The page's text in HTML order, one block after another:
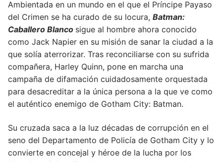
Felpudos/alfombras
Puzzles
Posters
Peluches
Varios
Ambientada en un mundo en el que el Príncipe Payaso
del Crimen se ha curado de su locura, Batman:
Caballero Blanco sigue al hombre ahora conocido
como Jack Napier en su misión de sanar la ciudad a la
que solía aterrorizar. Tras reconciliarse con su sufrida
compañera, Harley Quinn, pone en marcha una
campaña de difamación cuidadosamente orquestada
para desacreditar a la única persona a la que ve como
el auténtico enemigo de Gotham City: Batman.
Su cruzada saca a la luz décadas de corrupción en el
seno del Departamento de Policía de Gotham City y lo
convierte en concejal y héroe de la lucha por los